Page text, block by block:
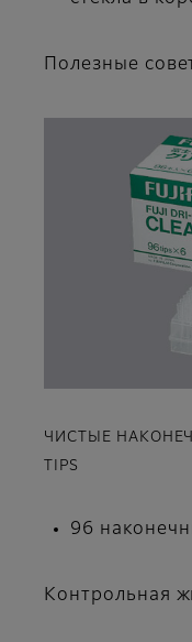
Полезные
ЧИСТЫЕ
TIPS
96
Контрольная